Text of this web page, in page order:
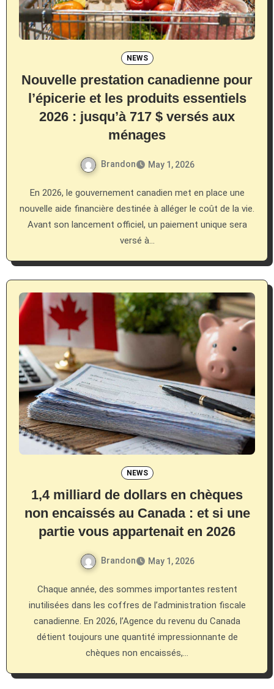
NEWS
Nouvelle prestation canadienne pour
l’épicerie et les produits essentiels
2026 : jusqu’à 717 $ versés aux
ménages
Brandon May 1, 2026
En 2026, le gouvernement canadien met en place une
nouvelle aide financière destinée à alléger le coût de la vie.
Avant son lancement officiel, un paiement unique sera
versé à…
NEWS
1,4 milliard de dollars en chèques
non encaissés au Canada : et si une
partie vous appartenait en 2026
Brandon May 1, 2026
Chaque année, des sommes importantes restent
inutilisées dans les coffres de l’administration fiscale
canadienne. En 2026, l’Agence du revenu du Canada
détient toujours une quantité impressionnante de
chèques non encaissés,…